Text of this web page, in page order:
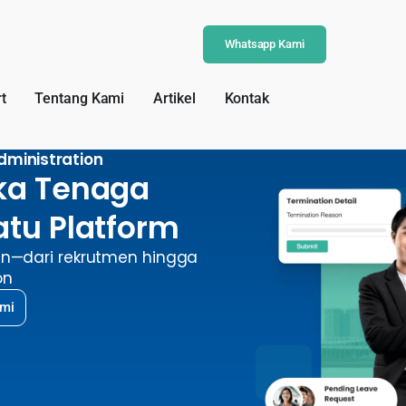
Whatsapp Kami
Tentang Kami Artikel Kontak
Tenaga
Platform
rekrutmen hingga